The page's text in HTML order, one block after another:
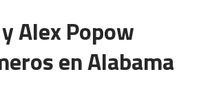
Alex Popow
en Alabama